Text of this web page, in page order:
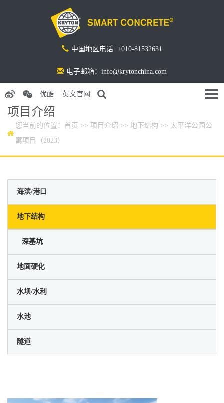
中国地区电话: +010-81532631
电子邮箱：info@krytonchina.com
优酷 英文官网
项目介绍
您当前的位置： 首页 >> 项目介绍 >> 地下结构 >> 太平洋公园公
寓项目（2023）
海滨/港口
地下结构
⠀深基坑
地面硬化
水坝/水利
水池
隧道